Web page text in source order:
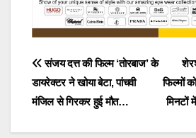
Post
navigation
फिल्मों
मिनटों
संजय दत्त की फिल्म ‘तोरबाज’ के
डायरेक्टर ने खोया बेटा, पांचवी
मंजिल से गिरकर हुई मौत…